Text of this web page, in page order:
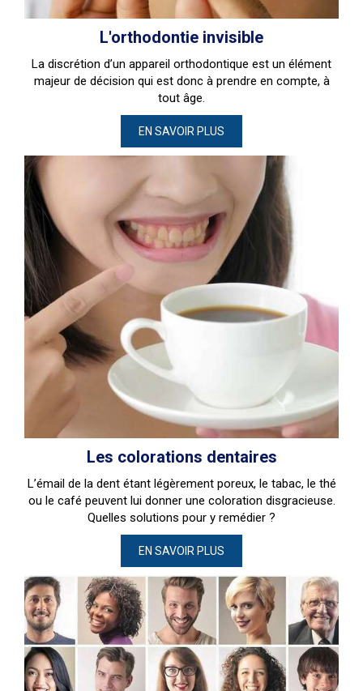
L'orthodontie invisible
La discrétion d’un appareil orthodontique est un élément
majeur de décision qui est donc à prendre en compte, à
tout âge.
EN SAVOIR PLUS
Les colorations dentaires
L’émail de la dent étant légèrement poreux, le tabac, le thé
ou le café peuvent lui donner une coloration disgracieuse.
Quelles solutions pour y remédier ?
EN SAVOIR PLUS